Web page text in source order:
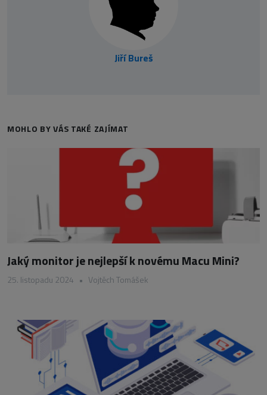
Jiří Bureš
MOHLO BY VÁS TAKÉ ZAJÍMAT
Jaký monitor je nejlepší k novému Macu Mini?
25. listopadu 2024 • Vojtěch Tomášek